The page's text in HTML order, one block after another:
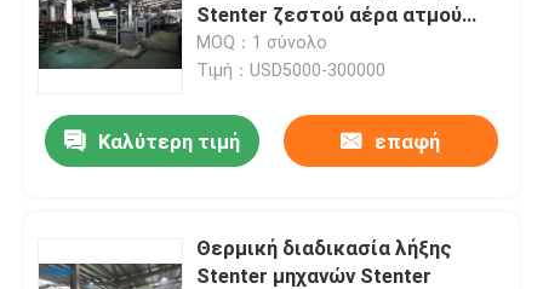
Stenter ζεστού αέρα ατμού
τύπων
MOQ：1 σύνολο
Τιμή：USD5000-300000
Καλύτερη τιμή επαφή
Θερμική διαδικασία λήξης
Stenter μηχανών Stenter